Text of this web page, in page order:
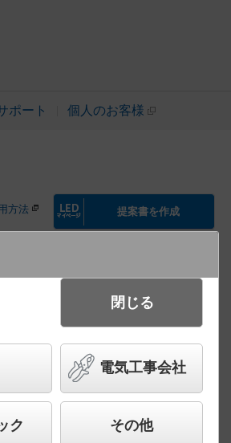
ポート 個人のお客様
方法 提案書を作成
1/2ビーム角35度 防雨型（底
スマートアーキ） パネル付型
わせ、快適で先進的な照明環境をご提
電気工事会社
ク その他
閉じる